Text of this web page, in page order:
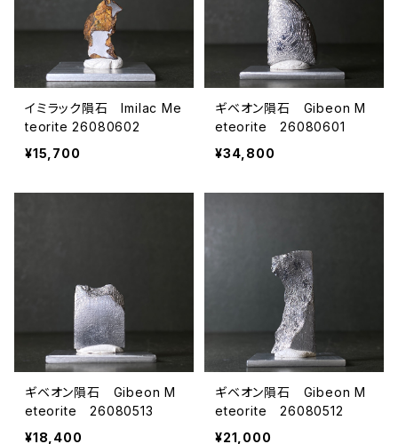
イミラック隕石 Imilac Me
teorite 26080602
¥15,700
ギベオン隕石 Gibeon M
eteorite 26080601
¥34,800
ギベオン隕石 Gibeon M
eteorite 26080513
¥18,400
ギベオン隕石 Gibeon M
eteorite 26080512
¥21,000